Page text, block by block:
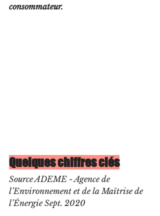
consommateur.
Quelques chiffres clés
Source ADEME - Agence de
l’Environnement et de la Maîtrise de
l’Énergie Sept. 2020